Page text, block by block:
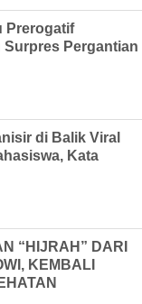
Prerogatif
Surpres Pergantian
di Balik Viral
Kata
“HIJRAH” DARI
KEMBALI